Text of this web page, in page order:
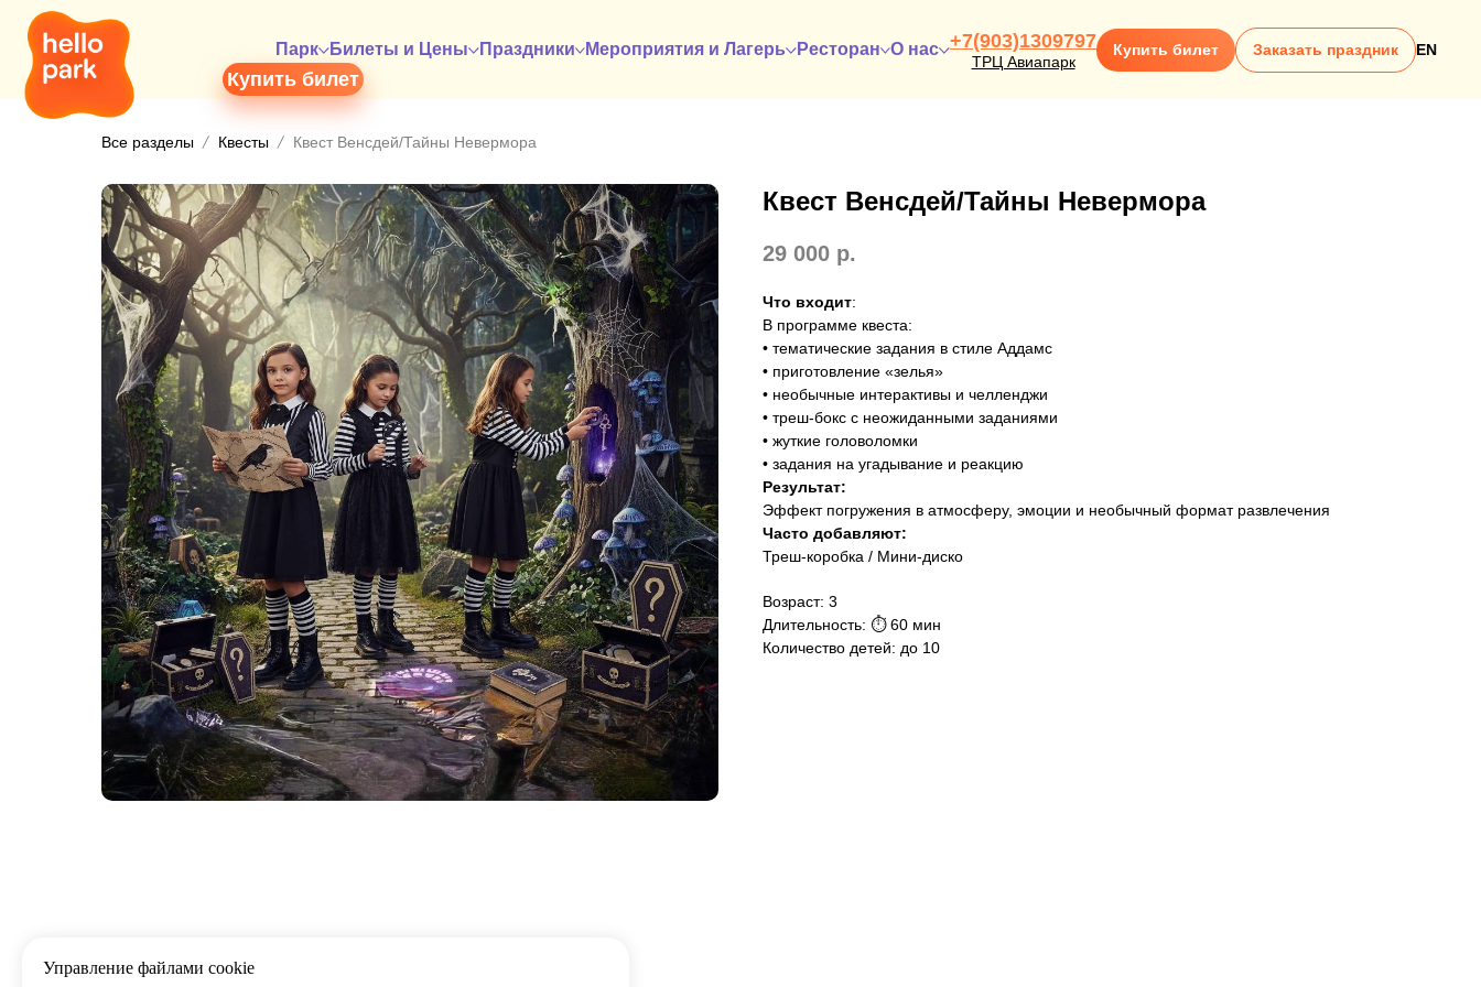
Парк Билеты и Цены Праздники Мероприятия и Лагерь Ресторан О нас +7(903)1309797
ТРЦ Авиапарк
Купить билет Заказать праздник EN
Купить билет
Все разделы Квесты Квест Венсдей/Тайны Невермора
Квест Венсдей/Тайны Невермора
29 000 р.
Что входит:
В программе квеста:
• тематические задания в стиле Аддамс
• приготовление «зелья»
• необычные интерактивы и челленджи
• треш-бокс с неожиданными заданиями
• жуткие головоломки
• задания на угадывание и реакцию
Результат:
Эффект погружения в атмосферу, эмоции и необычный формат развлечения
Часто добавляют:
Треш-коробка / Мини-диско
Возраст: 3
Длительность: ⏱ 60 мин
Количество детей: до 10
Управление файлами cookie